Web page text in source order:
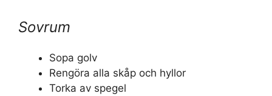
Sovrum
Sopa golv
Rengöra alla skåp och hyllor
Torka av spegel